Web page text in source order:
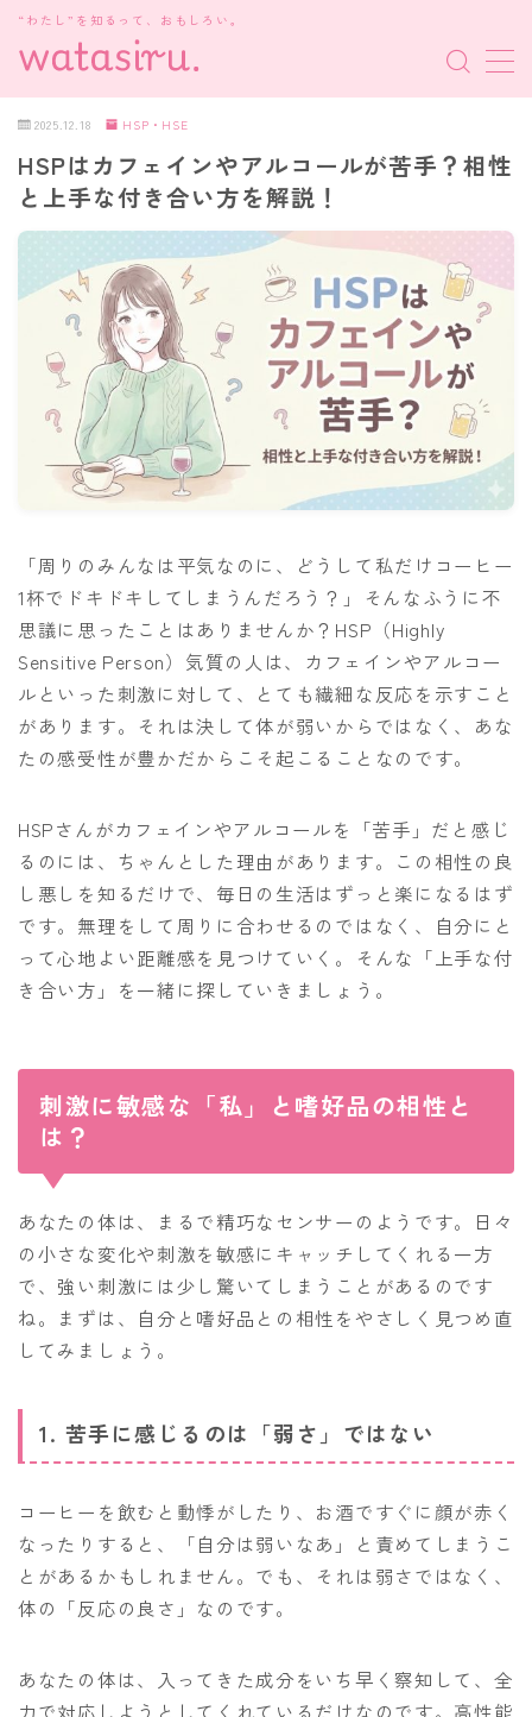
“わたし”を知るって、おもしろい。
MENU
MBTI診断
HSP・HSE
新着記事
2025.12.18 HSP・HSE
HSPはカフェインやアルコールが苦手？相性
と上手な付き合い方を解説！
「周りのみんなは平気なのに、どうして私だけコーヒー
1杯でドキドキしてしまうんだろう？」そんなふうに不
思議に思ったことはありませんか？HSP（Highly
Sensitive Person）気質の人は、カフェインやアルコー
ルといった刺激に対して、とても繊細な反応を示すこと
があります。それは決して体が弱いからではなく、あな
たの感受性が豊かだからこそ起こることなのです。
HSPさんがカフェインやアルコールを「苦手」だと感じ
るのには、ちゃんとした理由があります。この相性の良
し悪しを知るだけで、毎日の生活はずっと楽になるはず
です。無理をして周りに合わせるのではなく、自分にと
って心地よい距離感を見つけていく。そんな「上手な付
き合い方」を一緒に探していきましょう。
刺激に敏感な「私」と嗜好品の相性と
は？
あなたの体は、まるで精巧なセンサーのようです。日々
の小さな変化や刺激を敏感にキャッチしてくれる一方
で、強い刺激には少し驚いてしまうことがあるのです
ね。まずは、自分と嗜好品との相性をやさしく見つめ直
してみましょう。
1. 苦手に感じるのは「弱さ」ではない
コーヒーを飲むと動悸がしたり、お酒ですぐに顔が赤く
なったりすると、「自分は弱いなあ」と責めてしまうこ
とがあるかもしれません。でも、それは弱さではなく、
体の「反応の良さ」なのです。
あなたの体は、入ってきた成分をいち早く察知して、全
力で対応しようとしてくれているだけなのです。高性能